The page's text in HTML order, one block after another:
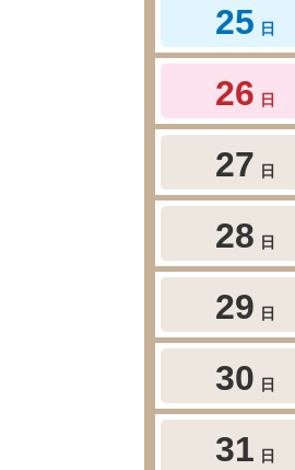
25 日
26 日
27 日
28 日
29 日
30 日
31 日